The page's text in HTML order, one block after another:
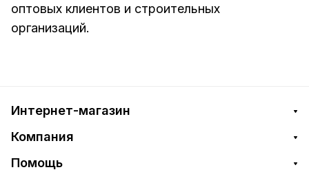
оптовых клиентов и строительных
организаций.
Интернет-магазин
Компания
Помощь